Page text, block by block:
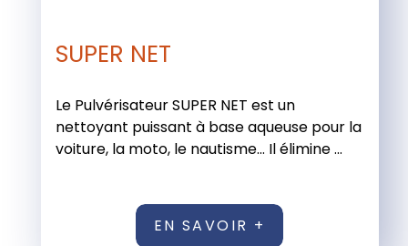
SUPER NET
Le Pulvérisateur SUPER NET est un
nettoyant puissant à base aqueuse pour la
voiture, la moto, le nautisme… Il élimine ...
EN SAVOIR +